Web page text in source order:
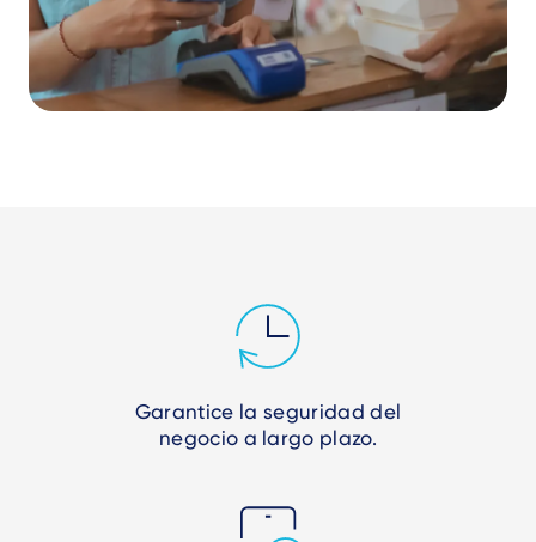
Garantice la seguridad del
negocio a largo plazo.